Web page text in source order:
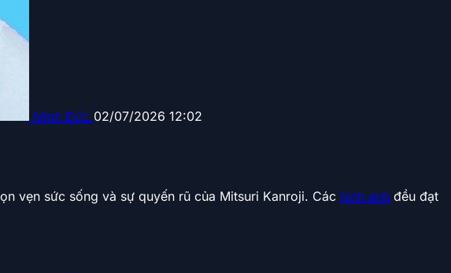
Minh Đức 02/07/2026 12:02
vẹn sức sống và sự quyến rũ của Mitsuri Kanroji. Các hình ảnh đều đạt